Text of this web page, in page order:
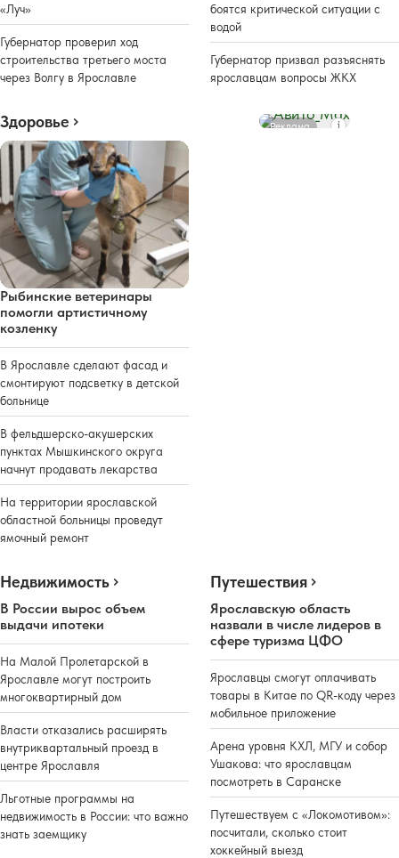
«Луч»
Губернатор проверил ход
строительства третьего моста
через Волгу в Ярославле
боятся критической ситуации с
водой
Губернатор призвал разъяснять
ярославцам вопросы ЖКХ
Здоровье
Рыбинские ветеринары
помогли артистичному
козленку
В Ярославле сделают фасад и
смонтируют подсветку в детской
больнице
В фельдшерско-акушерских
пунктах Мышкинского округа
начнут продавать лекарства
На территории ярославской
областной больницы проведут
ямочный ремонт
Реклама
Недвижимость
В России вырос объем
выдачи ипотеки
На Малой Пролетарской в
Ярославле могут построить
многоквартирный дом
Власти отказались расширять
внутриквартальный проезд в
центре Ярославля
Льготные программы на
недвижимость в России: что важно
знать заемщику
Путешествия
Ярославскую область
назвали в числе лидеров в
сфере туризма ЦФО
Ярославцы смогут оплачивать
товары в Китае по QR-коду через
мобильное приложение
Арена уровня КХЛ, МГУ и собор
Ушакова: что ярославцам
посмотреть в Саранске
Путешествуем с «Локомотивом»:
посчитали, сколько стоит
хоккейный выезд